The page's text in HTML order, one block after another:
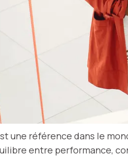
une référence dans le
entre performance,